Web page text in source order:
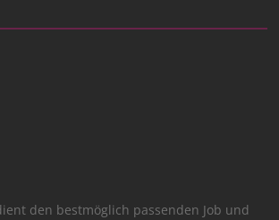
den bestmöglich passenden Job und